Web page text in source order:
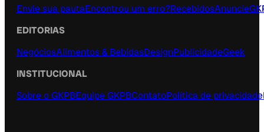
Envie sua pautaEncontrou um erro?RecebidosAnuncie
EDITORIAS
NegóciosAlimentos & BebidasDesignPublicidadeGeek
INSTITUCIONAL
Sobre o GKPBEquipe GKPBContatoPolítica de privacidade